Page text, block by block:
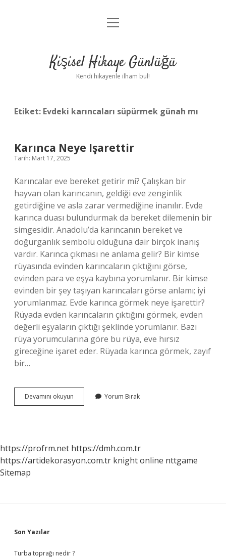
Anasayfa
Yasal Uyarı
menüyü
Kişisel Hikaye Günlüğü
Kendi hikayenle ilham bul!
Etiket: Evdeki karıncaları süpürmek günah mı
Karınca Neye Işarettir
Tarih: Mart 17, 2025
Karıncalar eve bereket getirir mi? Çalışkan bir
hayvan olan karıncanın, geldiği eve zenginlik
getirdiğine ve asla zarar vermediğine inanılır. Evde
karınca duası bulundurmak da bereket dilemenin bir
simgesidir. Anadolu’da karıncanın bereket ve
doğurganlık sembolü olduğuna dair birçok inanış
vardır. Karınca çıkması ne anlama gelir? Bir kimse
rüyasında evinden karıncaların çıktığını görse,
evinden para ve eşya kaybına yorumlanır. Bir kimse
evinden bir şey taşıyan karıncaları görse anlamı; iyi
yorumlanmaz. Evde karınca görmek neye işarettir?
Rüyada evden karıncaların çıktığını görmek, evden
değerli eşyaların çıktığı şeklinde yorumlanır. Bazı
rüya yorumcularına göre bu rüya, eve hırsız
gireceğine işaret eder. Rüyada karınca görmek, zayıf
bir…
Devamını okuyun
Neye
Yorum Bırak
https://profrm.net https://dmh.com.tr
https://artidekorasyon.com.tr knight online nttgame
Sitemap
Sidebar
Son Yazılar
Turba toprağı nedir ?